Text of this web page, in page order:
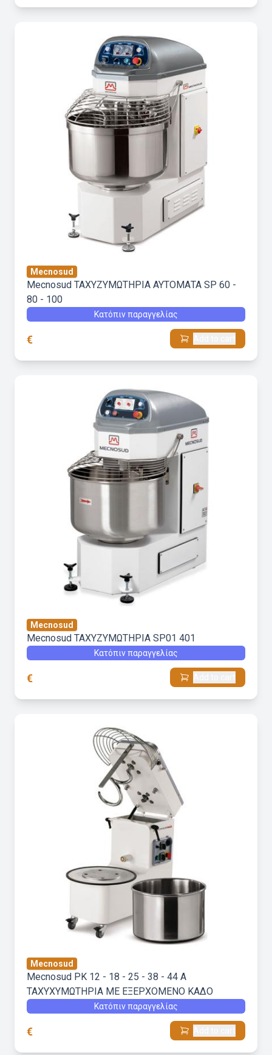
Mecnosud
Mecnosud ΤΑΧΥΖΥΜΩΤΗΡΙΑ ΑΥΤΟΜΑΤΑ SP 60 -
80 - 100
Κατόπιν παραγγελίας
€
Mecnosud
Mecnosud ΤΑΧΥΖΥΜΩΤΗΡΙΑ SP01 401
Κατόπιν παραγγελίας
€
Mecnosud
Mecnosud PK 12 - 18 - 25 - 38 - 44 A
ΤΑΧΥΧΥΜΩΤΗΡΙΑ ΜΕ ΕΞΕΡΧΟΜΕΝΟ ΚΑΔΟ
Κατόπιν παραγγελίας
€